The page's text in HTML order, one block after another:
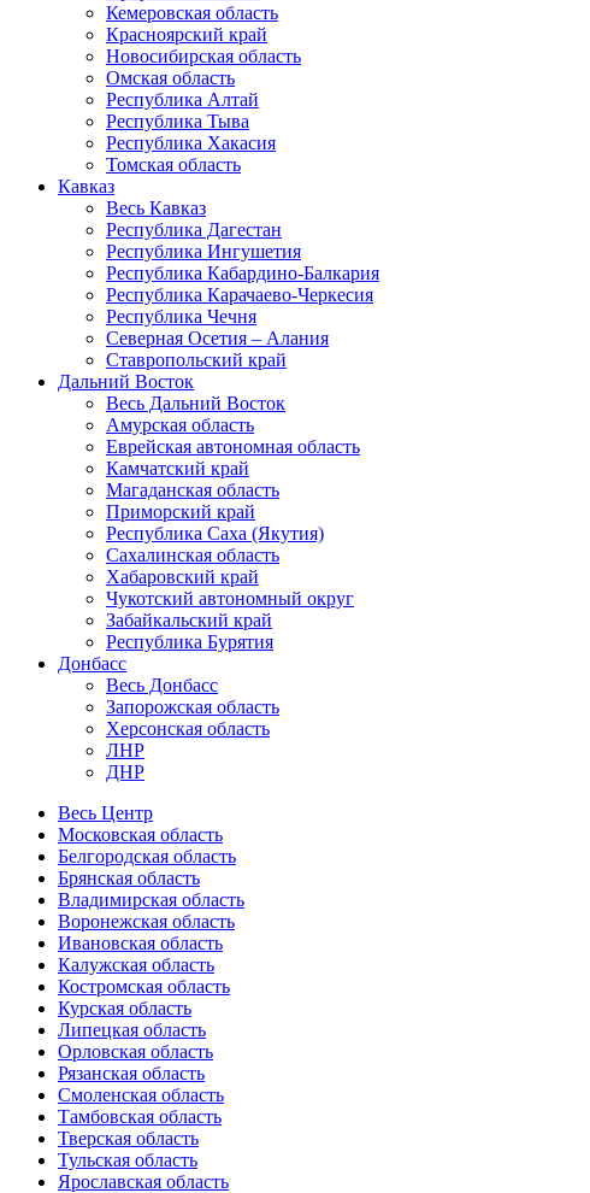
Кемеровская область
Красноярский край
Новосибирская область
Омская область
Республика Алтай
Республика Тыва
Республика Хакасия
Томская область
Кавказ
Весь Кавказ
Республика Дагестан
Республика Ингушетия
Республика Кабардино-Балкария
Республика Карачаево-Черкесия
Республика Чечня
Северная Осетия – Алания
Ставропольский край
Дальний Восток
Весь Дальний Восток
Амурская область
Еврейская автономная область
Камчатский край
Магаданская область
Приморский край
Республика Саха (Якутия)
Сахалинская область
Хабаровский край
Чукотский автономный округ
Забайкальский край
Республика Бурятия
Донбасс
Весь Донбасс
Запорожская область
Херсонская область
ЛНР
ДНР
Весь Центр
Московская область
Белгородская область
Брянская область
Владимирская область
Воронежская область
Ивановская область
Калужская область
Костромская область
Курская область
Липецкая область
Орловская область
Рязанская область
Смоленская область
Тамбовская область
Тверская область
Тульская область
Ярославская область